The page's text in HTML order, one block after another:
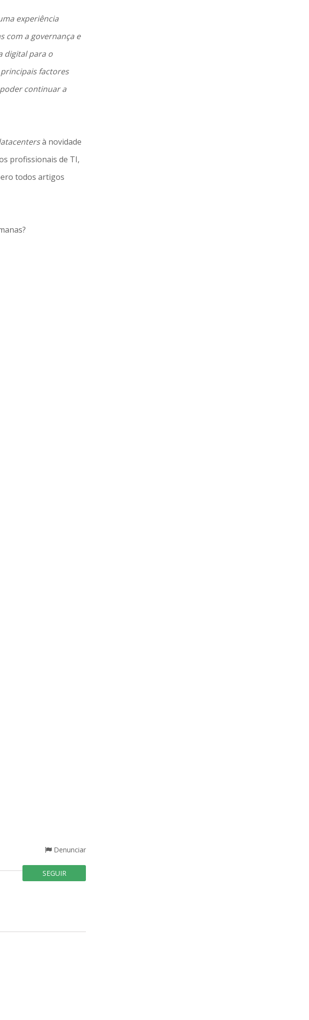
experiência
com a governança e
digital para o
factores
continuar a
à novidade
profissionais de TI,
todos artigos
Denunciar
SEGUIR